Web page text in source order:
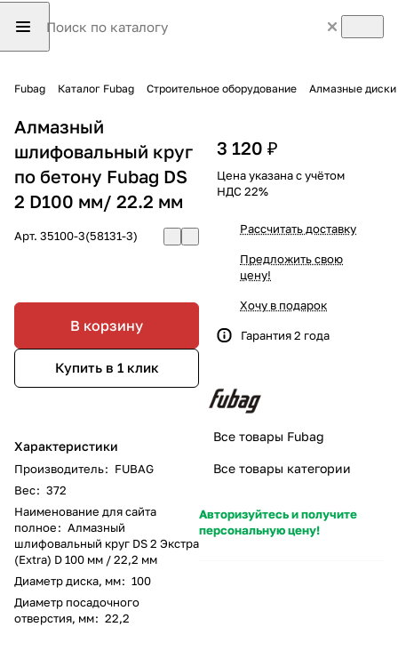
Fubag Каталог Fubag Строительное оборудование Алмазные диски
Алмазный
шлифовальный круг
по бетону Fubag DS
2 D100 мм/ 22.2 мм
Арт. 35100-3(58131-3)
В корзину
Купить в 1 клик
Характеристики
Производитель: FUBAG
Вес: 372
Наименование для сайта
полное: Алмазный
шлифовальный круг DS 2 Экстра
(Extra) D 100 мм / 22,2 мм
Диаметр диска, мм: 100
Диаметр посадочного
отверстия, мм: 22,2
3 120 ₽
Цена указана с учётом
НДС 22%
Рассчитать доставку
Предложить свою
цену!
Хочу в подарок
Гарантия 2 года
Все товары Fubag
Все товары категории
Авторизуйтесь и получите
персональную цену!